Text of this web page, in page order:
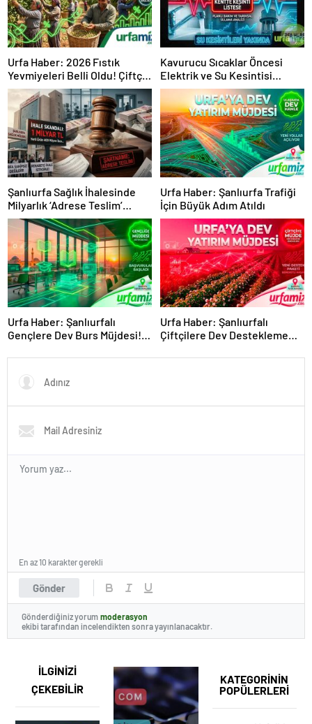
Urfa Haber: 2026 Fıstık
Yevmiyeleri Belli Oldu! Çiftçi
ve İşçi Tarlada Buluştu
Kavurucu Sıcaklar Öncesi
Elektrik ve Su Kesintisi
Alarmı!
Şanlıurfa Sağlık İhalesinde
Milyarlık ‘Adrese Teslim’
Skandalı İddiası!
Urfa Haber: Şanlıurfa Trafiği
İçin Büyük Adım Atıldı
Urfa Haber: Şanlıurfalı
Gençlere Dev Burs Müjdesi!
Urfa Haber: Şanlıurfalı
Çiftçilere Dev Destekleme
Gönder
En az 10 karakter gerekli
Gönderdiğiniz yorum moderasyon
ekibi tarafından incelendikten sonra yayınlanacaktır.
KATEGORİNİN
POPÜLERLERİ
İLGİNİZİ
ÇEKEBİLİR